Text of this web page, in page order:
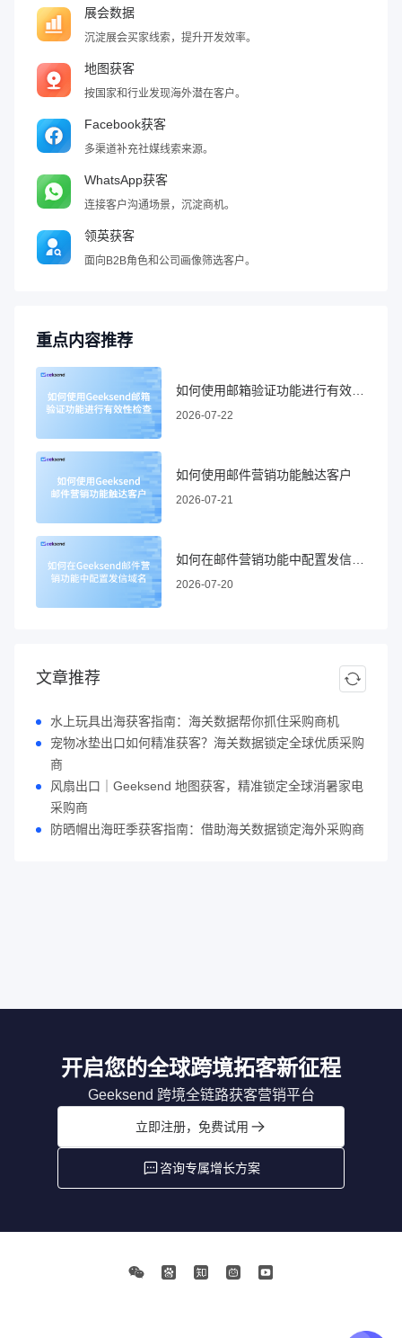
展会数据
沉淀展会买家线索，提升开发效率。
地图获客
按国家和行业发现海外潜在客户。
Facebook获客
多渠道补充社媒线索来源。
WhatsApp获客
连接客户沟通场景，沉淀商机。
领英获客
面向B2B角色和公司画像筛选客户。
重点内容推荐
2026-07-22
如何使用邮件营销功能触达客户
2026-07-21
2026-07-20
文章推荐
水上玩具出海获客指南：海关数据帮你抓住采购商机
宠物冰垫出口如何精准获客？海关数据锁定全球优质采购
商
风扇出口｜Geeksend 地图获客，精准锁定全球消暑家电
采购商
防晒帽出海旺季获客指南：借助海关数据锁定海外采购商
开启您的全球跨境拓客新征程
Geeksend 跨境全链路获客营销平台
立即注册，免费试用
咨询专属增长方案